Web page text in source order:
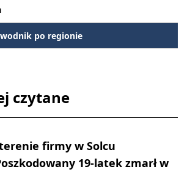
po regionie
czytane
firmy w Solcu
19-latek zmarł w